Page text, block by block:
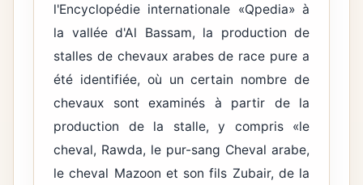
l'Encyclopédie internationale «Qpedia» à
la vallée d'Al Bassam, la production de
stalles de chevaux arabes de race pure a
été identifiée, où un certain nombre de
chevaux sont examinés à partir de la
production de la stalle, y compris «le
cheval, Rawda, le pur-sang Cheval arabe,
le cheval Mazoon et son fils Zubair, de la